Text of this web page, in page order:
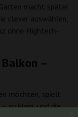
macht später
clever auswählen,
ohne Hightech-
–
möchten, spielt
zu klein, und die